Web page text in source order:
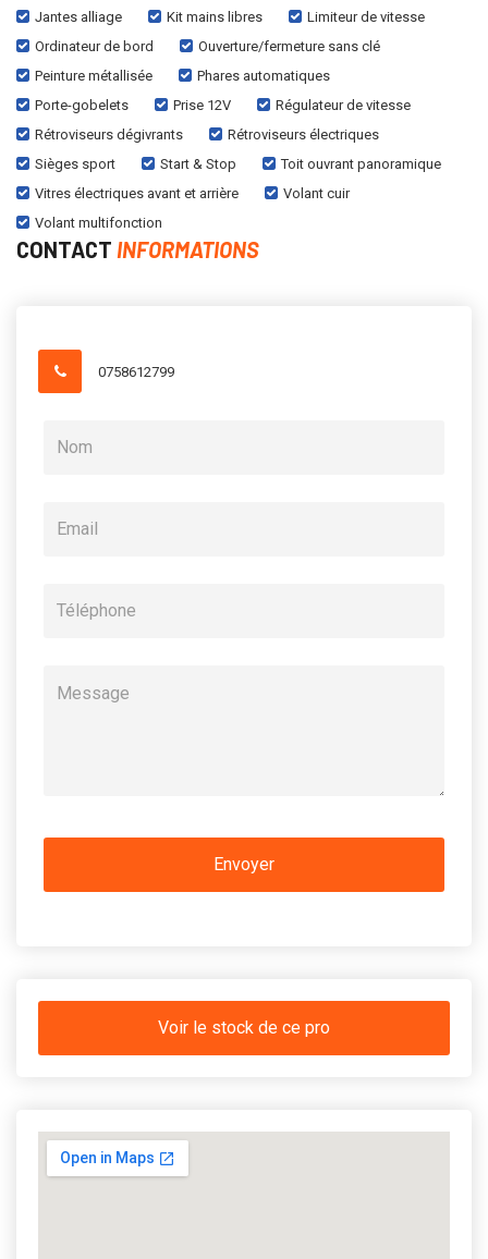
Jantes alliage Kit mains libres
Limiteur de vitesse
Ordinateur de bord
Ouverture/fermeture sans clé
Peinture métallisée
Phares automatiques
Porte-gobelets
Prise 12V
Régulateur de vitesse
Rétroviseurs dégivrants
Rétroviseurs électriques
Sièges sport
Start & Stop
Toit ouvrant panoramique
Vitres électriques avant et arrière
Volant cuir
Volant multifonction
CONTACT INFORMATIONS
0758612799
Voir le stock de ce pro